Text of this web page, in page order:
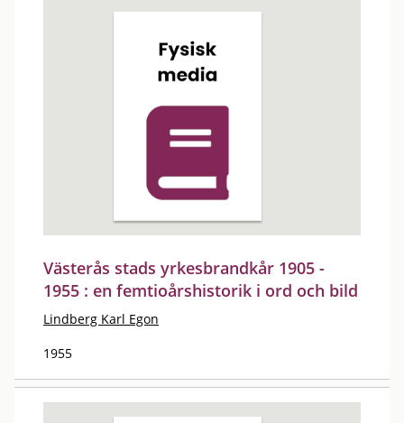
Västerås stads yrkesbrandkår 1905 -
1955 : en femtioårshistorik i ord och bild
Lindberg Karl Egon
1955